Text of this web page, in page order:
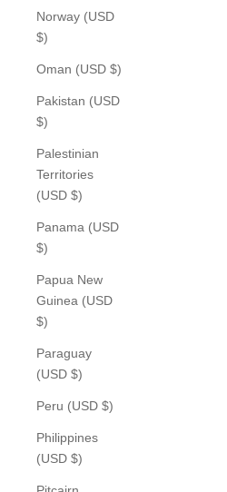
Norway (USD
$)
Oman (USD $)
Pakistan (USD
$)
Palestinian
Territories
(USD $)
Panama (USD
$)
Papua New
Guinea (USD
$)
Paraguay
(USD $)
Peru (USD $)
Philippines
(USD $)